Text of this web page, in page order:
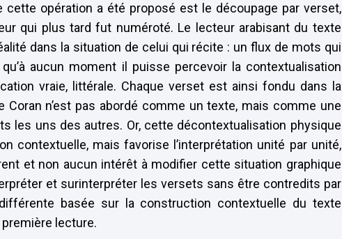
opération a été proposé est le découpage par verset,
qui plus tard fut numéroté. Le lecteur arabisant du texte
dans la situation de celui qui récite : un flux de mots qui
aucun moment il puisse percevoir la contextualisation
vraie, littérale. Chaque verset est ainsi fondu dans la
Coran n’est pas abordé comme un texte, mais comme une
les uns des autres. Or, cette décontextualisation physique
contextuelle, mais favorise l’interprétation unité par unité,
et non aucun intérêt à modifier cette situation graphique
et surinterpréter les versets sans être contredits par
basée sur la construction contextuelle du texte
lecture.